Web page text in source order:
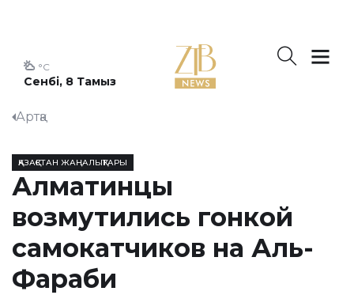
Сенбі, 8 Тамыз
°C
Артқа
ҚАЗАҚСТАН ЖАҢАЛЫҚТАРЫ
Алматинцы
возмутились гонкой
самокатчиков на Аль-
Фараби